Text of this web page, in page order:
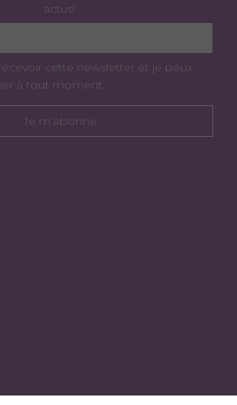
actus!
cette newsletter et je peux
à tout moment.
Je m'abonne